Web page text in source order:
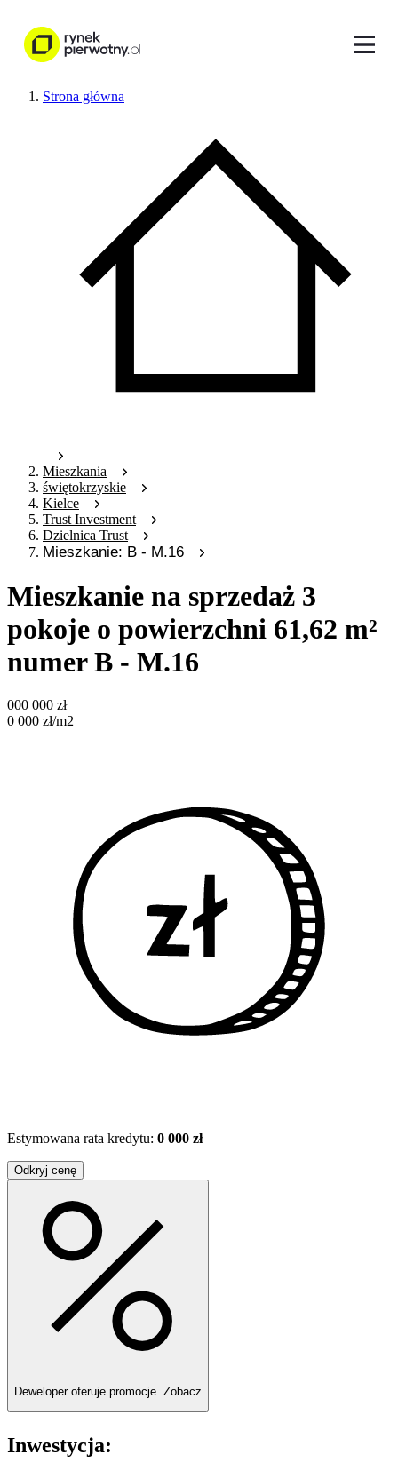
Strona główna
Mieszkania
świętokrzyskie
Kielce
Trust Investment
Dzielnica Trust
Mieszkanie: B - M.16
Mieszkanie na sprzedaż 3
pokoje o powierzchni 61,62 m²
numer B - M.16
000 000 zł
0 000 zł/m2
Estymowana rata kredytu: 0 000 zł
Odkryj cenę
Deweloper oferuje promocje. Zobacz
Inwestycja: